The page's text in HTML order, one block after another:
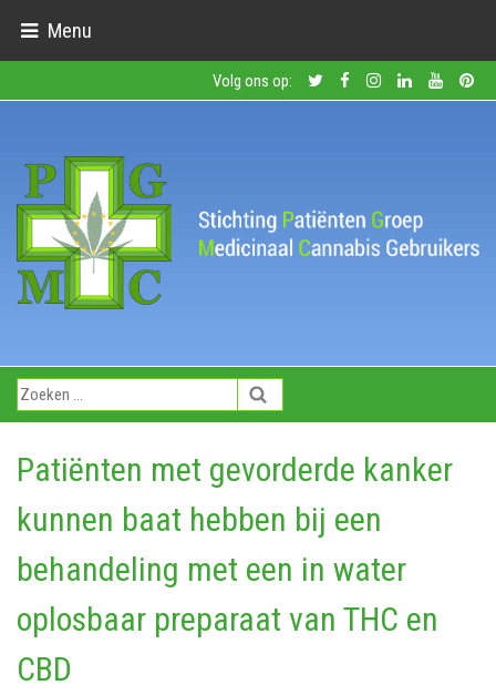
Menu
Volg ons op:
Patiënten met gevorderde kanker
kunnen baat hebben bij een
behandeling met een in water
oplosbaar preparaat van THC en
CBD